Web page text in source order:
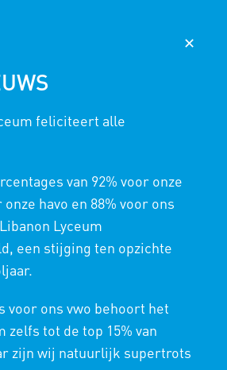
wordpress backend
OM TE
EN
✕
feliciteert alle
van 92% voor onze
onze havo en 88% voor ons
Lyceum
een stijging ten opzichte
voor ons vwo behoort het
zelfs tot de top 15% van
zijn wij natuurlijk supertrots